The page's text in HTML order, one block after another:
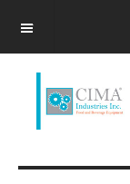
OFF CANVAS